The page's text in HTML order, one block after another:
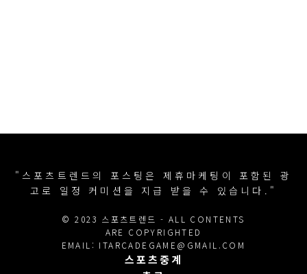
"스포츠트렌드의 포스팅은 제휴마케팅이 포함된 광
고로 일정 커미션을 지급 받을 수 있습니다."
© 2023 스포츠트렌드 - ALL CONTENTS
ARE COPYRIGHTED
EMAIL: ITARCADEGAME@GMAIL.COM
스포츠중계